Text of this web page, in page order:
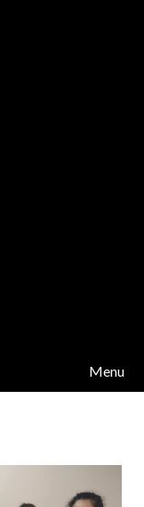
Menu